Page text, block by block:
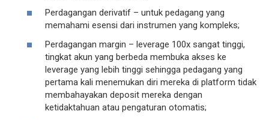
Perdagangan derivatif – untuk pedagang yang
memahami esensi dari instrumen yang kompleks;
Perdagangan margin – leverage 100x sangat tinggi,
tingkat akun yang berbeda membuka akses ke
leverage yang lebih tinggi sehingga pedagang yang
pertama kali menemukan diri mereka di platform tidak
membahayakan deposit mereka dengan
ketidaktahuan atau pengaturan otomatis;